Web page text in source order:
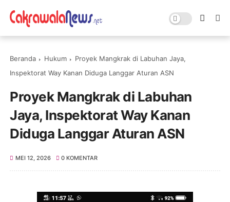
Beranda Hukum
Proyek Mangkrak di Labuhan Jaya,
Inspektorat Way Kanan Diduga Langgar Aturan ASN
Proyek Mangkrak di Labuhan
Jaya, Inspektorat Way Kanan
Diduga Langgar Aturan ASN
MEI 12, 2026 0 KOMENTAR